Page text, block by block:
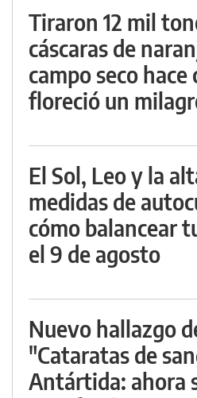
Tiraron 12 mil
cáscaras de
campo seco hace
floreció un
El Sol, Leo y la
medidas de
cómo balancear
el 9 de agosto
Nuevo hallazgo
"Cataratas de
Antártida: ahora